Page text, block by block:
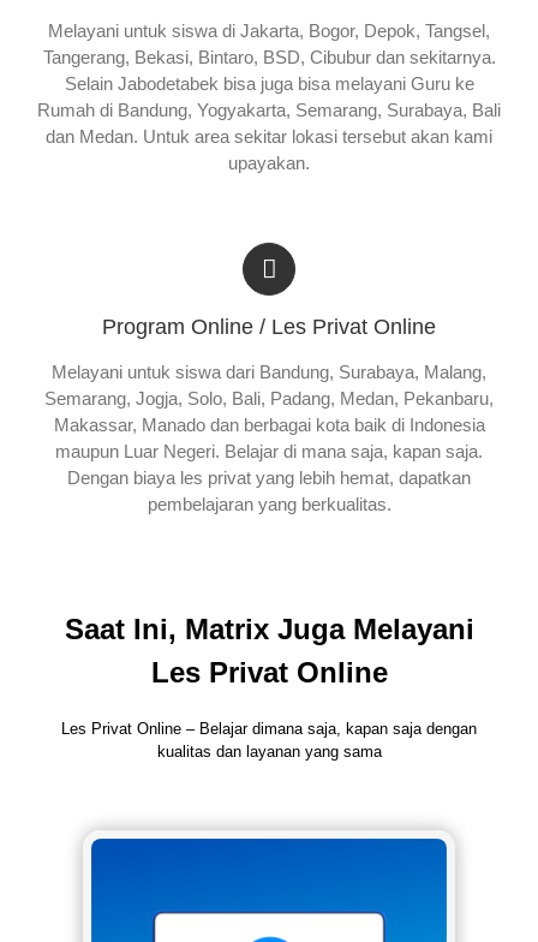
Melayani untuk siswa di Jakarta, Bogor, Depok, Tangsel,
Tangerang, Bekasi, Bintaro, BSD, Cibubur dan sekitarnya.
Selain Jabodetabek bisa juga bisa melayani Guru ke
Rumah di Bandung, Yogyakarta, Semarang, Surabaya, Bali
dan Medan. Untuk area sekitar lokasi tersebut akan kami
upayakan.
Program Online / Les Privat Online
Melayani untuk siswa dari Bandung, Surabaya, Malang,
Semarang, Jogja, Solo, Bali, Padang, Medan, Pekanbaru,
Makassar, Manado dan berbagai kota baik di Indonesia
maupun Luar Negeri. Belajar di mana saja, kapan saja.
Dengan biaya les privat yang lebih hemat, dapatkan
pembelajaran yang berkualitas.
Saat Ini, Matrix Juga Melayani
Les Privat Online
Les Privat Online – Belajar dimana saja, kapan saja dengan
kualitas dan layanan yang sama